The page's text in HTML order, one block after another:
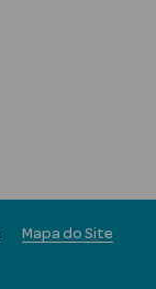
Mapa do Site